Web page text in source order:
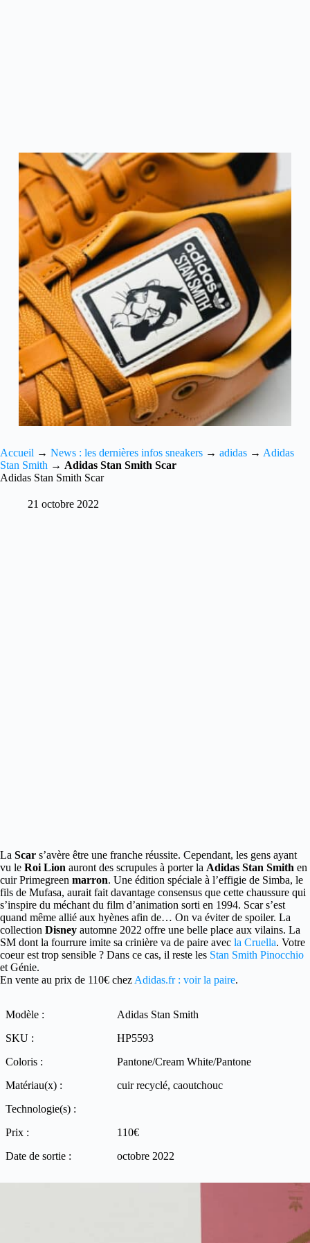
Accueil → News : les dernières infos sneakers → adidas → Adidas
Stan Smith → Adidas Stan Smith Scar
Adidas Stan Smith Scar
21 octobre 2022
La Scar s’avère être une franche réussite. Cependant, les gens ayant
vu le Roi Lion auront des scrupules à porter la Adidas Stan Smith en
cuir Primegreen marron. Une édition spéciale à l’effigie de Simba, le
fils de Mufasa, aurait fait davantage consensus que cette chaussure qui
s’inspire du méchant du film d’animation sorti en 1994. Scar s’est
quand même allié aux hyènes afin de… On va éviter de spoiler. La
collection Disney automne 2022 offre une belle place aux vilains. La
SM dont la fourrure imite sa crinière va de paire avec la Cruella. Votre
coeur est trop sensible ? Dans ce cas, il reste les Stan Smith Pinocchio
et Génie.
En vente au prix de 110€ chez Adidas.fr : voir la paire.
Modèle :
Adidas Stan Smith
SKU :
HP5593
Coloris :
Pantone/Cream White/Pantone
Matériau(x) :
cuir recyclé, caoutchouc
Technologie(s) :
Prix :
110€
Date de sortie :
octobre 2022